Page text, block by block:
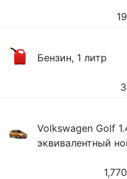
Бензин, 1 литр
Volkswagen Golf
эквивалентный